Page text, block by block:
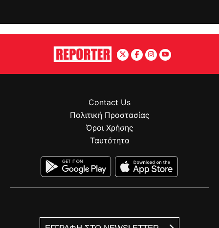
Contact Us
Πολιτική Προστασίας
Όροι Χρήσης
Ταυτότητα